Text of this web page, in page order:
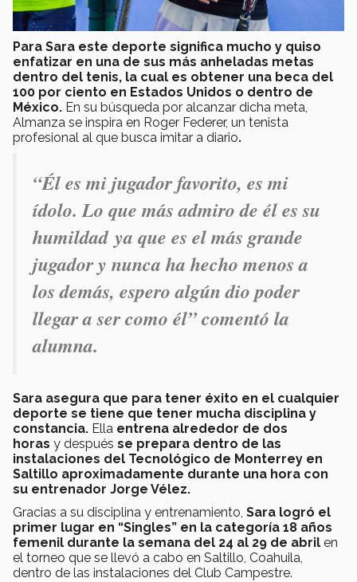
Para Sara este deporte significa mucho y quiso
enfatizar en una de sus más anheladas metas
dentro del tenis, la cual es obtener una beca del
100 por ciento en Estados Unidos o dentro de
México. En su búsqueda por alcanzar dicha meta,
Almanza se inspira en Roger Federer, un tenista
profesional al que busca imitar a diario.
“Él es mi jugador favorito, es mi
ídolo. Lo que más admiro de él es su
humildad ya que es el más grande
jugador y nunca ha hecho menos a
los demás, espero algún dio poder
llegar a ser como él” comentó la
alumna.
Sara asegura que para tener éxito en el cualquier
deporte se tiene que tener mucha disciplina y
constancia. Ella entrena alrededor de dos
horas y después se prepara dentro de las
instalaciones del Tecnológico de Monterrey en
Saltillo aproximadamente durante una hora con
su entrenador Jorge Vélez.
Gracias a su disciplina y entrenamiento, Sara logró el
primer lugar en “Singles” en la categoría 18 años
femenil durante la semana del 24 al 29 de abril en
el torneo que se llevó a cabo en Saltillo, Coahuila,
dentro de las instalaciones del Club Campestre.